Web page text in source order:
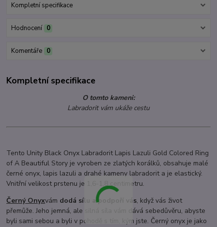
Kompletní specifikace
Hodnocení 0
Komentáře 0
Kompletní specifikace
O tomto kameni:
Labradorit vám ukáže cestu
Tento Unity Black Onyx Labradorit Lapis Lazuli Gold Colored Ring
of A Beautiful Story je vyroben ze zlatých korálků, obsahuje malé
černé onyx, lapis lazuli a drahé kameny labradorit a je elastický.
Vnitřní velikost prstenu je 1,6-1,8 centimetru.
Černý Onyxvám dodá sílu a podpoří vás, když vás život
přemůže. Jeho jemná, ale silná síla vám dává sebedůvěru, abyste
byli sami sebou a byli v pohodě s tím, kým jste. Černý onyx je jako